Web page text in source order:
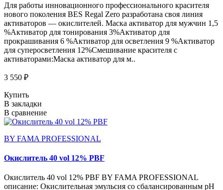
Для работы инновационного профессионального красителя
нового поколения BES Regal Zero разработана своя линия
активаторов — окислителей. Маска активатор для мужчин 1,5
%Активатор для тонирования 3%Активатор для
прокрашивания 6 %Активатор для осветления 9 %Активатор
для суперосветления 12%Смешивание красителя с
активаторами:Маска активатор для м..
3 550 ₽
Купить
В закладки
В сравнение
BY FAMA PROFESSIONAL
Окислитель 40 vol 12% PBF
Окислитель 40 vol 12% PBF BY FAMA PROFESSIONAL
описание: Окислительная эмульсия со сбалансированным pH